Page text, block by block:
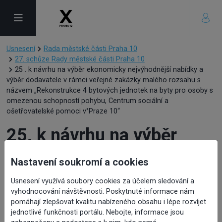
Usnesení
Rada městské části Praha 10
27. schůze Rady městské části Praha 10
25 . k návrhu na výběr ekonomicky nejvýhodnější nabídky a
výběr dodavatele v rámci veřejné zakázky malého rozsahu s
názvem „Rekonstrukce 4 bytových jednotek na byty pro osoby s
omezenou schopností pohybu, Centrum sociální a
ošetřovatelské pomoci v°Praze 10“
25. k návrhu na výběr
ekonomicky
nejvýhodnější nabídky a
Nastavení soukromí a cookies
Usnesení využívá soubory cookies za účelem sledování a
vyhodnocování návštěvnosti. Poskytnuté informace nám
pomáhají zlepšovat kvalitu nabízeného obsahu i lépe rozvíjet
jednotlivé funkčnosti portálu. Nebojte, informace jsou